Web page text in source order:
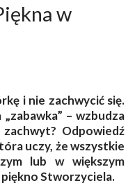
w
i nie zachwycić się.
– wzbudza
Odpowiedź
uczy, że wszystkie
lub w większym
Stworzyciela.